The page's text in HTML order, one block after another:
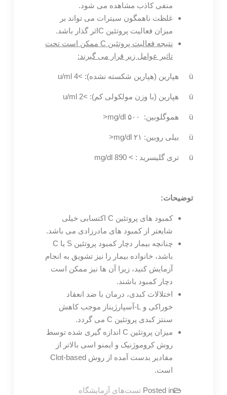
منفی کاذب مشاهده می شود.
غلظت ناهمگون سیترات می تواند بر
میزان فعالیت پروتئین Cاثر گذار باشد.
نتیجه فعالیت پروتئین Cممکن است تحت
تاثیر عوامل زیر قرار می گیرند:
ü هپارین (هپارین شکسته نشده): >4 u/ml
ü هپارین (با وزن مولکولی کم): >2 u/ml
ü هموگلوبین: ۵۰۰ mg/dl<
ü بیلی روبین: ۲۱ mg/dl<
ü تری گلیسرید : > 890 mg/dl
توضیحات:
کمبود های پروتئین C اکتسابی خیلی
شایعتر از کمبود های مادرزادی می باشد.
چنانچه بیمار دچار کمبود پروتئین S یا C
باشد، خانواده بیمار را نیز تشویق به انجام
آزمایش کنید، زیرا آن ها نیز ممکن است
دچار کمبود باشند.
اختلالات کبدی، درمان با ضد انعقاد
خوراکی و L-آسپارژیناز موجب کاهش
سنتز کبدی پروتئین C می گردد.
میزان پروتئین C اندازه گیری شده توسط
روش کروموژنیک و ایمنو اسی بالاتر از
مقادیر بدست آمده از روش Clot-based
است.
Posted in تست‌های آزمایشگاه